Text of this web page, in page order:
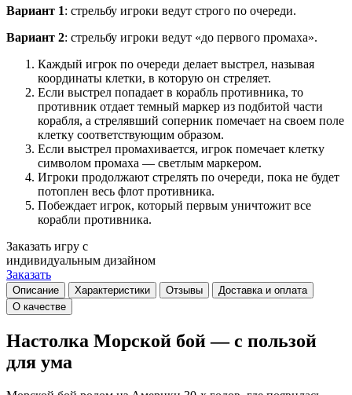
Вариант 1: стрельбу игроки ведут строго по очереди.
Вариант 2: стрельбу игроки ведут «до первого промаха».
Каждый игрок по очереди делает выстрел, называя
координаты клетки, в которую он стреляет.
Если выстрел попадает в корабль противника, то
противник отдает темный маркер из подбитой части
корабля, а стрелявший соперник помечает на своем поле
клетку соответствующим образом.
Если выстрел промахивается, игрок помечает клетку
символом промаха — светлым маркером.
Игроки продолжают стрелять по очереди, пока не будет
потоплен весь флот противника.
Побеждает игрок, который первым уничтожит все
корабли противника.
Заказать игру с
индивидуальным дизайном
Заказать
Описание Характеристики Отзывы
Доставка и оплата
О качестве
Настолка Морской бой — с пользой
для ума